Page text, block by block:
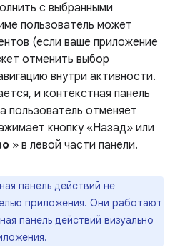
с выбранными
пользователь может
(если ваше приложение
отменить выбор
внутри активности.
и контекстная панель
пользователь отменяет
кнопку «Назад» или
» в левой части панели.
панель действий не
приложения. Они работают
панель действий визуально